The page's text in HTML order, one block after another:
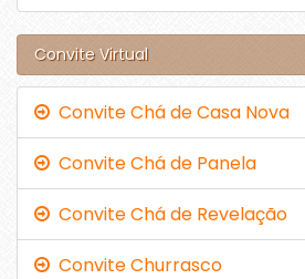
Convite Virtual
Convite Chá de Casa Nova
Convite Chá de Panela
Convite Chá de Revelação
Convite Churrasco